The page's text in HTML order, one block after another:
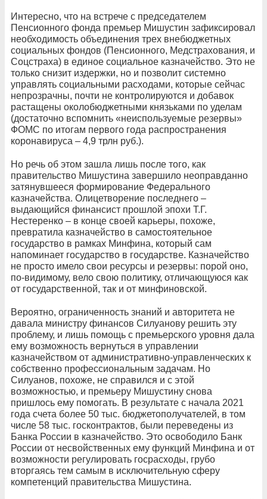
Интересно, что на встрече с председателем
Пенсионного фонда премьер Мишустин зафиксировал
необходимость объединения трех внебюджетных
социальных фондов (Пенсионного, Медстрахования, и
Соцстраха) в единое социальное казначейство. Это не
только снизит издержки, но и позволит системно
управлять социальными расходами, которые сейчас
непрозрачны, почти не контролируются и добавок
растащены околобюджетными князьками по уделам
(достаточно вспомнить «неиспользуемые резервы»
ФОМС по итогам первого года распространения
коронавируса – 4,9 трлн руб.).
Но речь об этом зашла лишь после того, как
правительство Мишустина завершило неоправданно
затянувшееся формирование Федерального
казначейства. Олицетворение последнего –
выдающийся финансист прошлой эпохи Т.Г.
Нестеренко – в конце своей карьеры, похоже,
превратила казначейство в самостоятельное
государство в рамках Минфина, который сам
напоминает государство в государстве. Казначейство
не просто имело свои ресурсы и резервы: порой оно,
по-видимому, вело свою политику, отличающуюся как
от государственной, так и от минфиновской.
Вероятно, ограниченность знаний и авторитета не
давала министру финансов Силуанову решить эту
проблему, и лишь помощь с премьерского уровня дала
ему возможность вернуться в управлении
казначейством от административно-управленческих к
собственно профессиональным задачам. Но
Силуанов, похоже, не справился и с этой
возможностью, и премьеру Мишустину снова
пришлось ему помогать. В результате с начала 2021
года счета более 50 тыс. бюджетополучателей, в том
числе 58 тыс. госконтрактов, были переведены из
Банка России в казначейство. Это освободило Банк
России от несвойственных ему функций Минфина и от
возможности регулировать госрасходы, грубо
вторгаясь тем самым в исключительную сферу
компетенций правительства Мишустина.